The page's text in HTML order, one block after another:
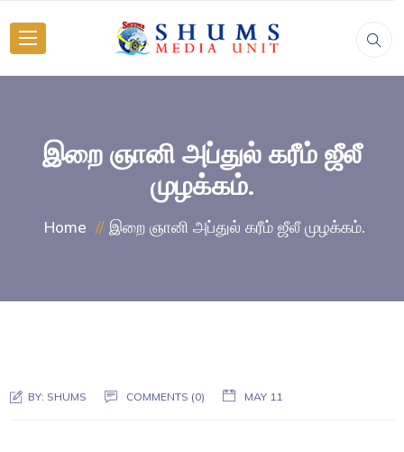
இறை ஞானி அப்துல் கரீம் ஜீலீ
முழக்கம்.
Home இறை ஞானி அப்துல் கரீம் ஜீலீ முழக்கம்.
BY: SHUMS COMMENTS (0) MAY 11